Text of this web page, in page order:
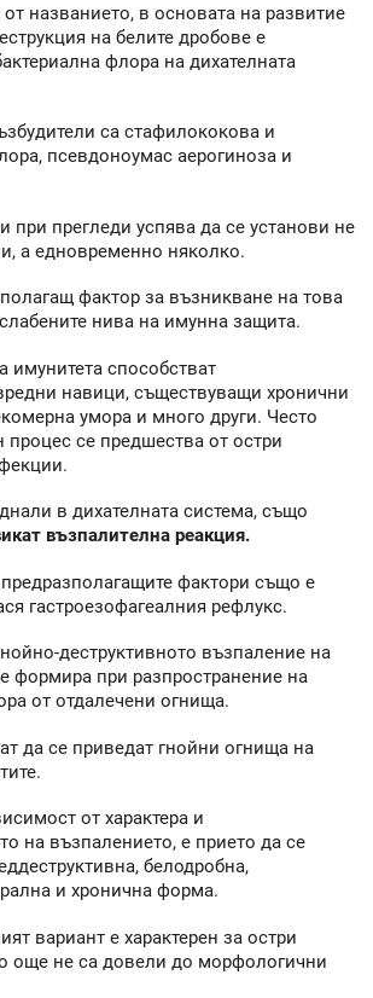
названието, в основата на развитие
на белите дробове е
флора на дихателната
са стафилококова и
псевдоноумас аерогиноза и
при прегледи успява да се установи не
а едновременно няколко.
фактор за възникване на това
нива на имунна защита.
имунитета способстват
навици, съществуващи хронични
умора и много други. Често
процес се предшества от остри
в дихателната система, също
възпалителна реакция.
фактори също е
гастроезофагеалния рефлукс.
деструктивното възпаление на
формира при разпространение на
от отдалечени огнища.
да се приведат гнойни огнища на
от характера и
на възпалението, е прието да се
белодробна,
и хронична форма.
вариант е характерен за остри
още не са довели до морфологични